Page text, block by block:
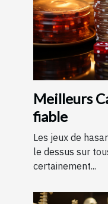
Meilleurs
fiable
Les jeux de
le dessus sur
certainement...